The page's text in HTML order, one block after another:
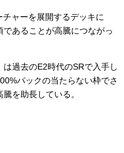
チャーを展開するデッキに
であることが高騰につながっ
過去のE2時代のSRで入手し
パックの当たらない枠でさ
を助長している。